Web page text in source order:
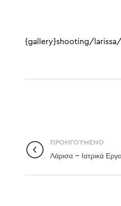
{gallery}shooting/
ΠΡΟΗΓΟΎΜΕΝΟ
Λάρισα – Ιατρικά